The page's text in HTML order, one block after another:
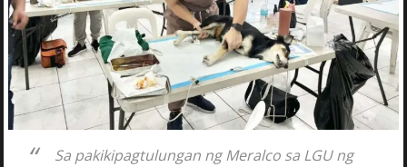
Sa pakikipagtulungan ng Meralco sa LGU ng